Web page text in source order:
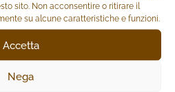
sito. Non acconsentire o ritirare il
su alcune caratteristiche e funzioni.
Accetta
Nega
FAMIGLIA
€Il
prezzo
originale
12,00
prezzo